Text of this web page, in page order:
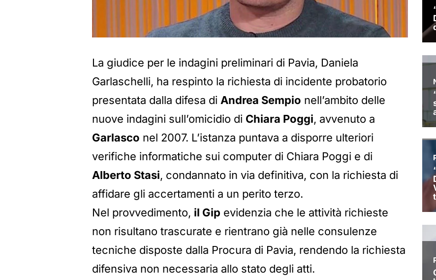
La giudice per le indagini preliminari di Pavia, Daniela
Garlaschelli, ha respinto la richiesta di incidente probatorio
presentata dalla difesa di Andrea Sempio nell’ambito delle
nuove indagini sull’omicidio di Chiara Poggi, avvenuto a
Garlasco nel 2007. L’istanza puntava a disporre ulteriori
verifiche informatiche sui computer di Chiara Poggi e di
Alberto Stasi, condannato in via definitiva, con la richiesta di
affidare gli accertamenti a un perito terzo.
Nel provvedimento, il Gip evidenzia che le attività richieste
non risultano trascurate e rientrano già nelle consulenze
tecniche disposte dalla Procura di Pavia, rendendo la richiesta
difensiva non necessaria allo stato degli atti.